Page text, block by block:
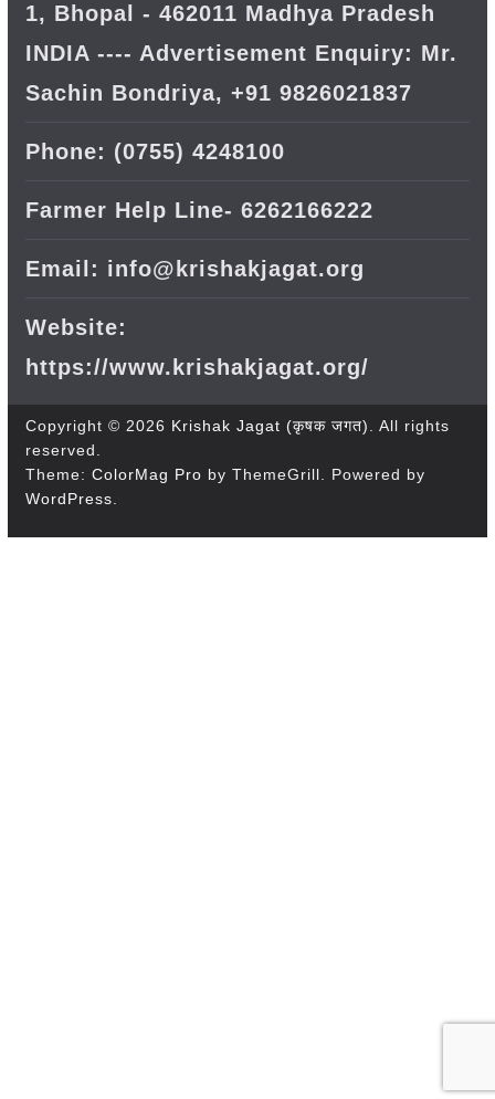
1, Bhopal - 462011 Madhya Pradesh
INDIA ---- Advertisement Enquiry: Mr.
Sachin Bondriya, +91 9826021837
Phone: (0755) 4248100
Farmer Help Line- 6262166222
Email: info@krishakjagat.org
Website:
https://www.krishakjagat.org/
Copyright © 2026 Krishak Jagat (कृषक जगत)
. All rights
reserved.
Theme: ColorMag Pro by ThemeGrill. Powered by
WordPress